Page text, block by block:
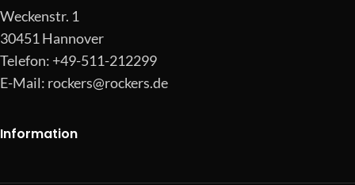
Weckenstr. 1
30451 Hannover
Telefon: +49-511-212299
E-Mail: rockers@rockers.de
Information